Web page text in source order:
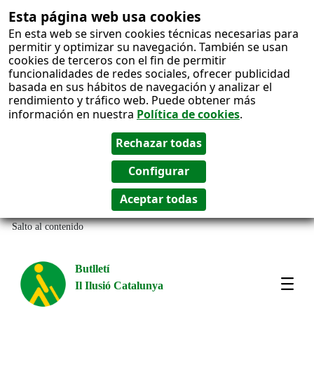
Esta página web usa cookies
En esta web se sirven cookies técnicas necesarias para
permitir y optimizar su navegación. También se usan
cookies de terceros con el fin de permitir
funcionalidades de redes sociales, ofrecer publicidad
basada en sus hábitos de navegación y analizar el
rendimiento y tráfico web. Puede obtener más
información en nuestra Política de cookies.
Salto al contenido
Butlletí
Il Ilusió Catalunya